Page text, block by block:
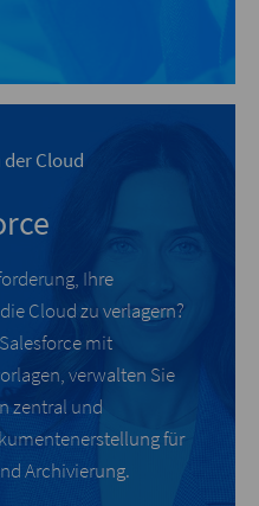
Cloud
Ihre
Cloud zu verlagern?
mit
verwalten Sie
zentral und
für
Archivierung.